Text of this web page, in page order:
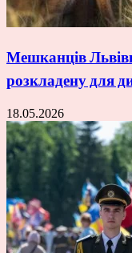
Мешканців
розкладену для
18.05.2026